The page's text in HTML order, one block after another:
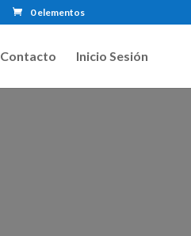
0 elementos
Contacto Inicio Sesión